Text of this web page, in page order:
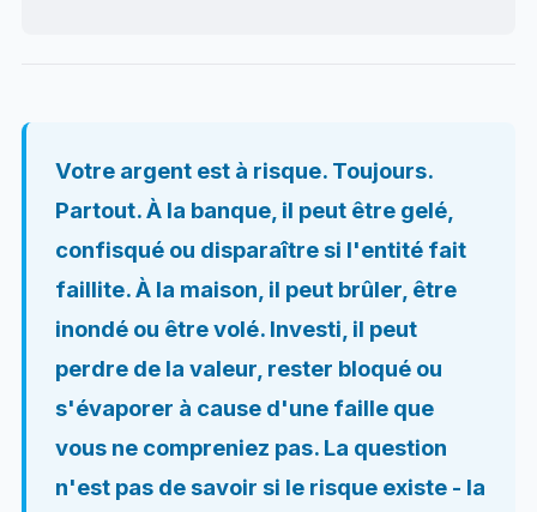
Votre argent est à risque. Toujours.
Partout. À la banque, il peut être gelé,
confisqué ou disparaître si l'entité fait
faillite. À la maison, il peut brûler, être
inondé ou être volé. Investi, il peut
perdre de la valeur, rester bloqué ou
s'évaporer à cause d'une faille que
vous ne compreniez pas. La question
n'est pas de savoir si le risque existe - la